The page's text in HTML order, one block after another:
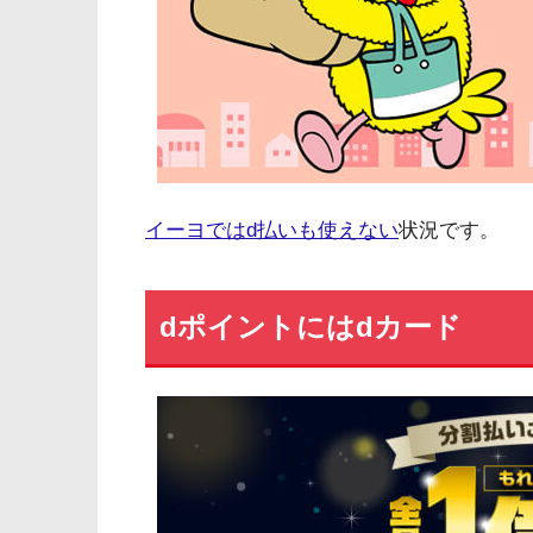
イーヨではd払いも使えない状況です。
dポイントにはdカード